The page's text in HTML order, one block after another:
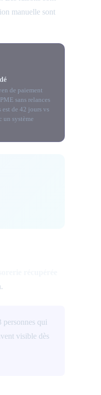
manuelle sont
de paiement
sans relances
est de 42 jours vs
un système
personnes qui
visible dès